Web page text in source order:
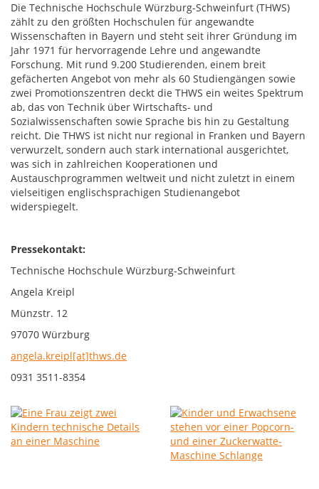
Die Technische Hochschule Würzburg-Schweinfurt (THWS)
zählt zu den größten Hochschulen für angewandte
Wissenschaften in Bayern und steht seit ihrer Gründung im
Jahr 1971 für hervorragende Lehre und angewandte
Forschung. Mit rund 9.200 Studierenden, einem breit
gefächerten Angebot von mehr als 60 Studiengängen sowie
zwei Promotionszentren deckt die THWS ein weites Spektrum
ab, das von Technik über Wirtschafts- und
Sozialwissenschaften sowie Sprache bis hin zu Gestaltung
reicht. Die THWS ist nicht nur regional in Franken und Bayern
verwurzelt, sondern auch stark international ausgerichtet,
was sich in zahlreichen Kooperationen und
Austauschprogrammen weltweit und nicht zuletzt in einem
vielseitigen englischsprachigen Studienangebot
widerspiegelt.
Pressekontakt:
Technische Hochschule Würzburg-Schweinfurt
Angela Kreipl
Münzstr. 12
97070 Würzburg
angela.kreipl[at]thws.de
0931 3511-8354